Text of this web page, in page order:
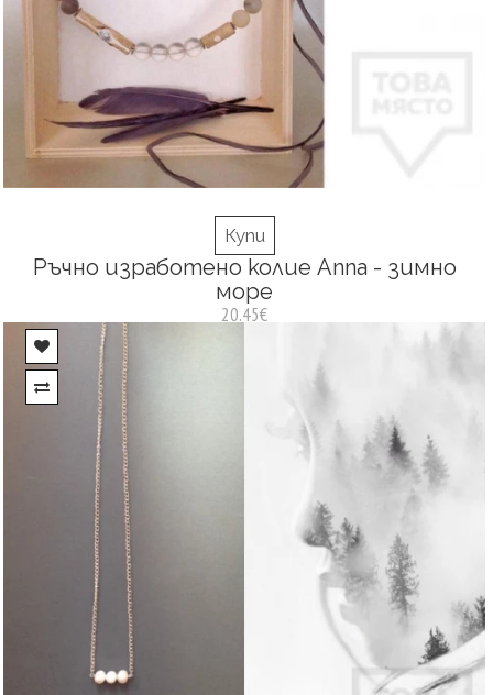
Купи
Ръчно изработено колие Anna - зимно
море
20.45€